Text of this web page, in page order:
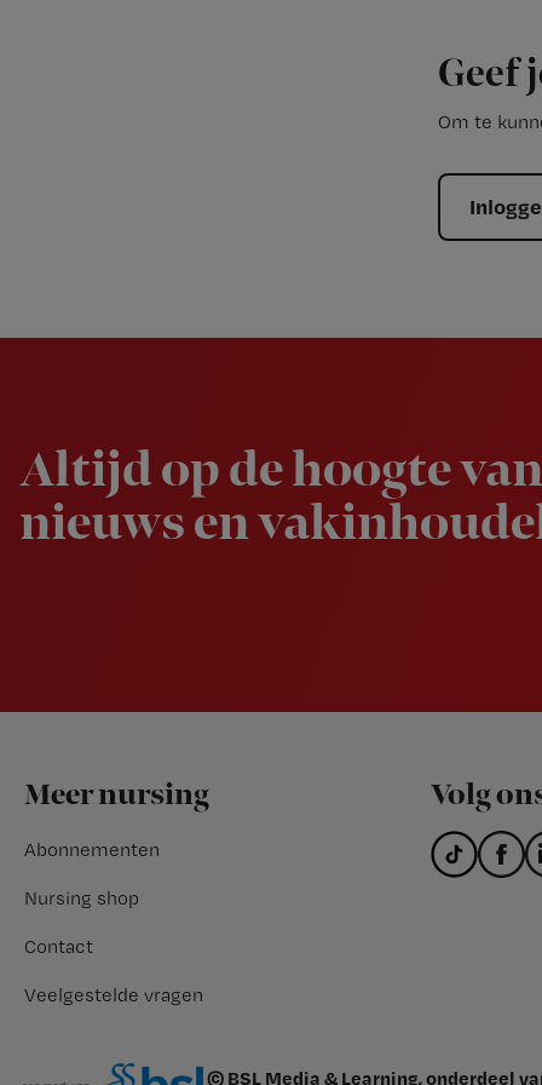
Geef
Om te
Altijd op de hoogte
nieuws en
Footer
Meer nursing
Abonnementen
Nursing shop
Contact
Veelgestelde vragen
Volg
© BSL Media & Learning, onderdeel